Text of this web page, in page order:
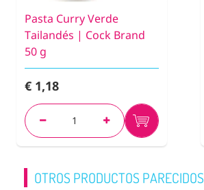
Pasta Curry Verde
Tailandés | Cock Brand
50 g
€ 1,18
OTROS PRODUCTOS PARECIDOS